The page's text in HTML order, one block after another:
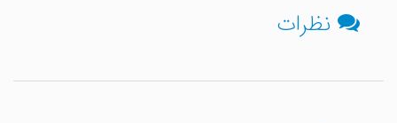
نظرات